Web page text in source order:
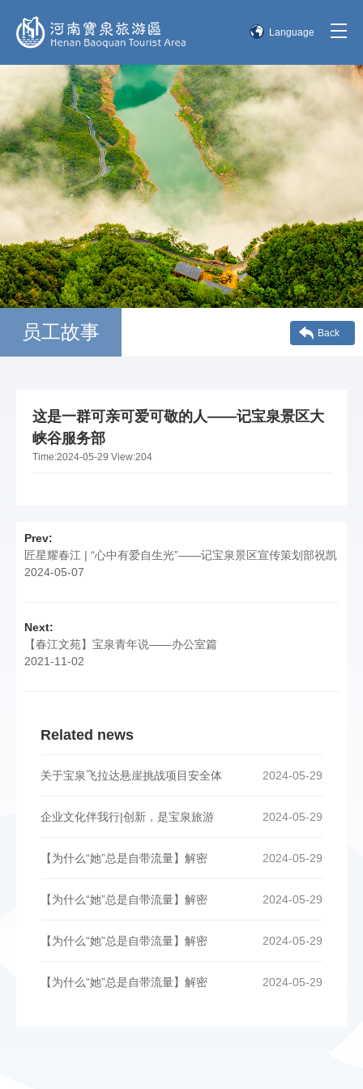
Language
English
한국어
日本語
员工故事 Back
这是一群可亲可爱可敬的人——记宝泉景区大
峡谷服务部
Time:2024-05-29 View:204
Prev:
匠星耀春江 | “心中有爱自生光”——记宝泉景区宣传策划部祝凯
2024-05-07
Next:
【春江文苑】宝泉青年说——办公室篇
2021-11-02
Related news
2024-05-29
关于宝泉飞拉达悬崖挑战项目安全体
2024-05-29
企业文化伴我行|创新，是宝泉旅游
2024-05-29
【为什么“她”总是自带流量】解密
2024-05-29
【为什么“她”总是自带流量】解密
2024-05-29
【为什么“她”总是自带流量】解密
2024-05-29
【为什么“她”总是自带流量】解密